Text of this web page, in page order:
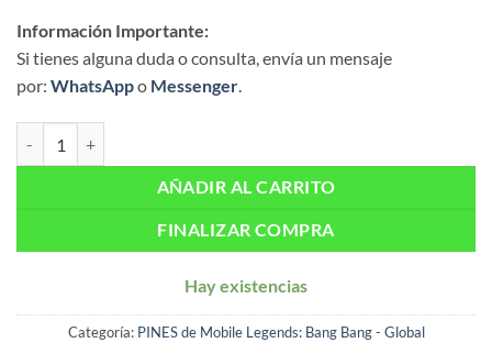
Información Importante:
Si tienes alguna duda o consulta, envía un mensaje
por: WhatsAppo Messenger.
AÑADIR AL CARRITO
FINALIZAR COMPRA
Hay existencias
Categoría: PINES de Mobile Legends: Bang Bang - Global